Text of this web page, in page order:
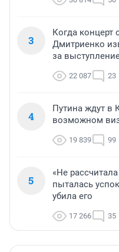
3
Когда концерт
Дмитриенко
за
22 087 23
4
Путина ждут в
возможном
19 839 99
5
«Не
пыталась
убила его
17 266 35